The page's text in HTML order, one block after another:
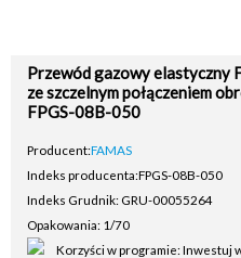
Przewód gazowy elastyczny
ze szczelnym połączeniem
FPGS-08B-050
Producent:FAMAS
Indeks producenta:FPGS-08B-050
Indeks Grudnik: GRU-00055264
Opakowania: 1/70
Korzyści w programie: Inwestuj